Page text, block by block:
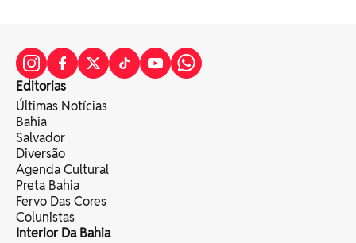
Editorias
Últimas Notícias
Bahia
Salvador
Diversão
Agenda Cultural
Preta Bahia
Fervo Das Cores
Colunistas
Interior Da Bahia